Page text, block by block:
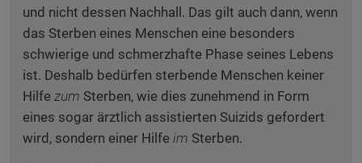
und nicht dessen Nachhall. Das gilt auch dann, wenn
das Sterben eines Menschen eine besonders
schwierige und schmerzhafte Phase seines Lebens
ist. Deshalb bedürfen sterbende Menschen keiner
Hilfe zum Sterben, wie dies zunehmend in Form
eines sogar ärztlich assistierten Suizids gefordert
wird, sondern einer Hilfe im Sterben.